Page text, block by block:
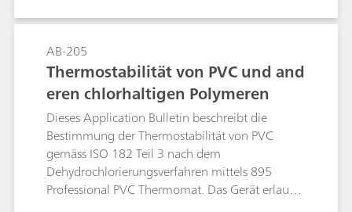
Hydroxylzahl und des Isocyanatgehalts spielt bei
der Analyse von Rohstoffen für die
Kunststoffherstellung eine wichtige Rolle.Die
Säurezahl von Polyol-Rohstoffen wird bei der
Qualitätskontrolle üblicherweise zur
Gewährleistung der Einheitlichkeit von Charge
zu Charge verwendet. Zudem wird sie als
Korrekturfaktor bei der Berechnung der
tatsächlichen Hydroxylzahl herangezogen.
Dieses Application Bulletin beschreibt die
AB-205
Thermostabilität von PVC und and
eren chlorhaltigen Polymeren
Dieses Application Bulletin beschreibt die
Bestimmung der Thermostabilität von PVC
gemäss ISO 182 Teil 3 nach dem
Dehydrochlorierungsverfahren mittels 895
Professional PVC Thermomat. Das Gerät erlaubt